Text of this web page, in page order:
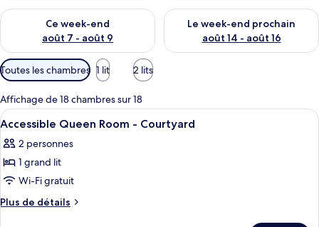
Ce week-end
août 7 - août 9
Vérifier la disponibilité pour ce week-end août 7 - août 9
Le week-end prochain
août 14 - août 16
Vérifier la disponibilité pour
Filtres
disponibles
pour
les
chambres
Toutes les chambres 1 lit 2 lits
Affichage de 18 chambres sur 18
Afficher
toutes
les
photos
pour
ce
Une chambre d’hôtel avec un
11
Accessible Queen Room - Courtyard
2 personnes
1 grand lit
Wi-Fi gratuit
Plus de détails
Plus